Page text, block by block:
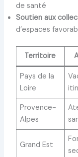
de santé
Soutien aux
d’espaces
Territoire
Pays de la
Loire
Provence-
Alpes
Grand Est